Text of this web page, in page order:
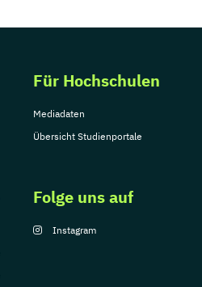
Für Hochschulen
Mediadaten
Übersicht Studienportale
Folge uns auf
Instagram